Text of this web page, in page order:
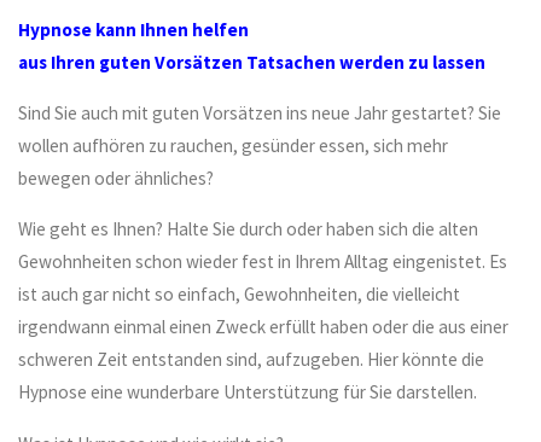
Hypnose kann Ihnen helfen
aus Ihren guten Vorsätzen Tatsachen werden zu lassen
Sind Sie auch mit guten Vorsätzen ins neue Jahr gestartet? Sie
wollen aufhören zu rauchen, gesünder essen, sich mehr
bewegen oder ähnliches?
Wie geht es Ihnen? Halte Sie durch oder haben sich die alten
Gewohnheiten schon wieder fest in Ihrem Alltag eingenistet. Es
ist auch gar nicht so einfach, Gewohnheiten, die vielleicht
irgendwann einmal einen Zweck erfüllt haben oder die aus einer
schweren Zeit entstanden sind, aufzugeben. Hier könnte die
Hypnose eine wunderbare Unterstützung für Sie darstellen.